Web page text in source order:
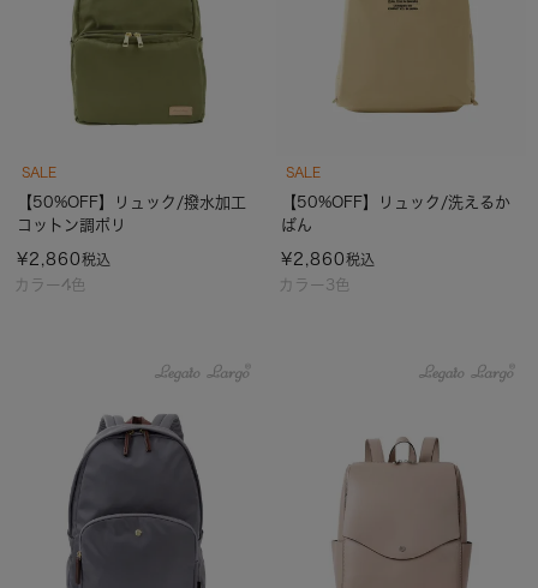
SALE
カラー4色
【50%OFF】リュック/撥水加工
コットン調ポリ
¥2,860税込
SALE
カラー3色
【50%OFF】リュック/洗えるか
ばん
¥2,860税込